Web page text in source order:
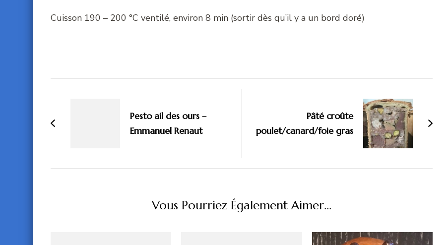
Cuisson 190 – 200 °C ventilé, environ 8 min (sortir dès qu’il y a un bord doré)
Pesto ail des ours –
Emmanuel Renaut
Pâté croûte
poulet/canard/foie gras
Vous Pourriez Également Aimer...